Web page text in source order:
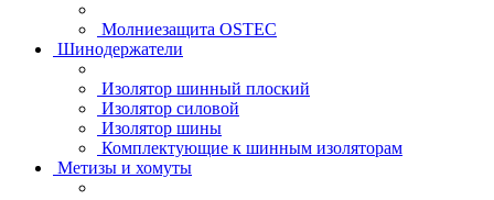
Молниезащита OSTEC
Шинодержатели
Изолятор шинный плоский
Изолятор силовой
Изолятор шины
Комплектующие к шинным изоляторам
Метизы и хомуты